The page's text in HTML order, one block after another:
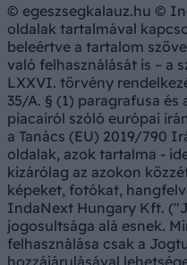
© egeszsegkalauz.hu ©
oldalak tartalmával
beleértve a tartalom
való felhasználását is – a
LXXVI. törvény
35/A. § (1) paragrafusa
piacairól szóló európai
a Tanács (EU) 2019/790
oldalak, azok tartalma -
kizárólag az azokon
képeket, fotókat,
IndaNext Hungary Kft.
jogosultsága alá esnek.
felhasználása csak a
hozzájárulásával